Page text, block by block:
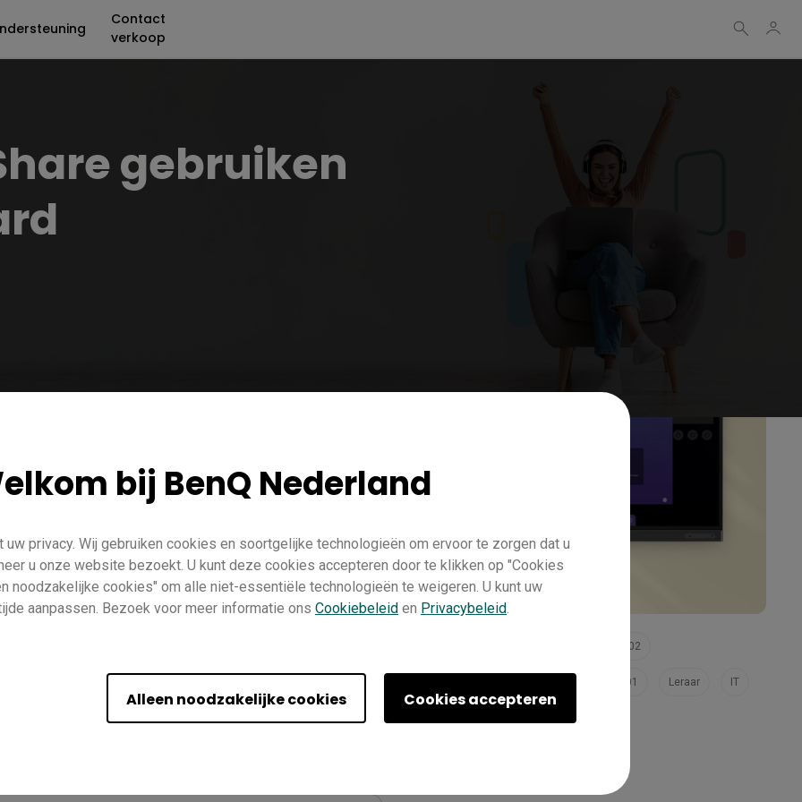
Contact
verkoop
bij BenQ Nederland
uw privacy. Wij gebruiken cookies en soortgelijke technologieën om ervoor te zorgen dat u
u onze website bezoekt. U kunt deze cookies accepteren door te klikken op "Cookies
noodzakelijke cookies" om alle niet-essentiële technologieën te weigeren. U kunt uw
aanpassen. Bezoek voor meer informatie ons Cookiebeleid en Privacybeleid.
Alleen noodzakelijke cookies Cookies accepteren
gebruiken
personal devices
apparaten
modifying settings
Pro RP02
Essentieel RE01 Leraar IT